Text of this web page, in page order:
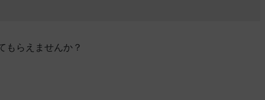
もらえませんか？